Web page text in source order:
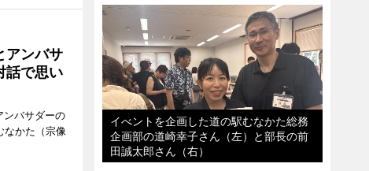
アンバサ
で思い
ンバサダーの
なかた（宗像
イべントを企画した道の駅むなかた総務
企画部の道崎幸子さん（左）と部長の前
田誠太郎さん（右）